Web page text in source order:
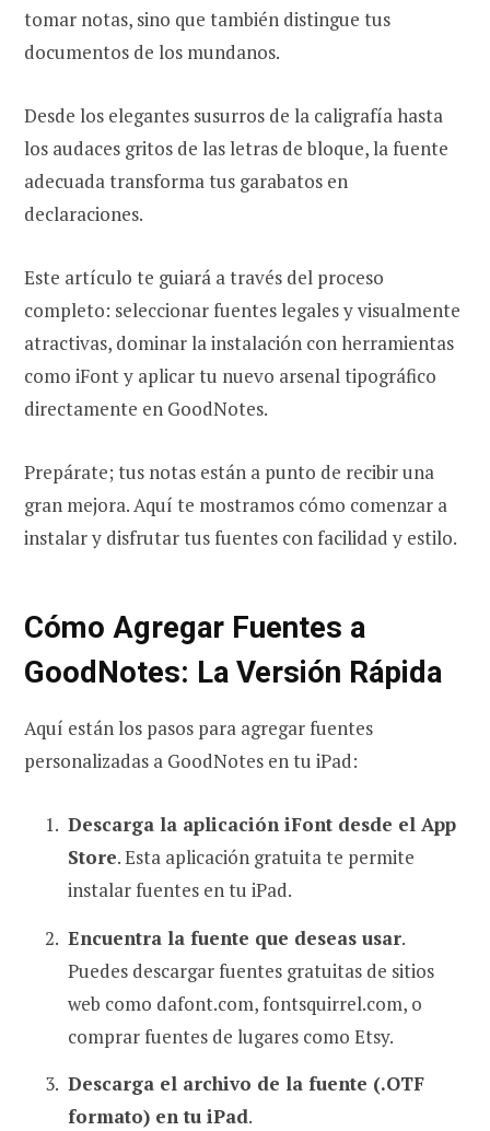
tomar notas, sino que también distingue tus
documentos de los mundanos.
Desde los elegantes susurros de la caligrafía hasta
los audaces gritos de las letras de bloque, la fuente
adecuada transforma tus garabatos en
declaraciones.
Este artículo te guiará a través del proceso
completo: seleccionar fuentes legales y visualmente
atractivas, dominar la instalación con herramientas
como iFont y aplicar tu nuevo arsenal tipográfico
directamente en GoodNotes.
Prepárate; tus notas están a punto de recibir una
gran mejora. Aquí te mostramos cómo comenzar a
instalar y disfrutar tus fuentes con facilidad y estilo.
Cómo Agregar Fuentes a
GoodNotes: La Versión Rápida
Aquí están los pasos para agregar fuentes
personalizadas a GoodNotes en tu iPad:
Descarga la aplicación iFont desde el App
Store. Esta aplicación gratuita te permite
instalar fuentes en tu iPad.
Encuentra la fuente que deseas usar.
Puedes descargar fuentes gratuitas de sitios
web como dafont.com, fontsquirrel.com, o
comprar fuentes de lugares como Etsy.
Descarga el archivo de la fuente (.OTF
formato) en tu iPad.